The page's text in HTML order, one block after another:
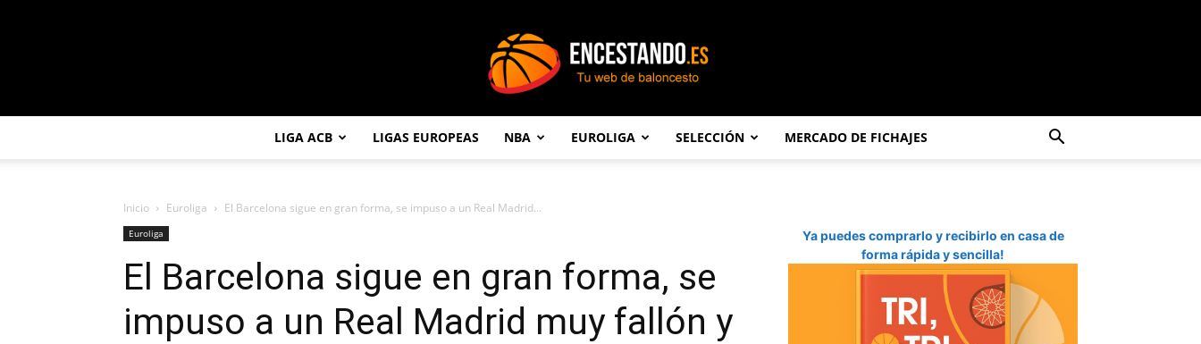
LIGA ACB LIGAS EUROPEAS NBA EUROLIGA SELECCIÓN MERCADO DE FICHAJES
Inicio Euroliga El Barcelona sigue en gran forma, se impuso a un Real Madrid...
Euroliga
El Barcelona sigue en gran forma, se
impuso a un Real Madrid muy fallón y
Ya puedes comprarlo y recibirlo en casa de
forma rápida y sencilla!